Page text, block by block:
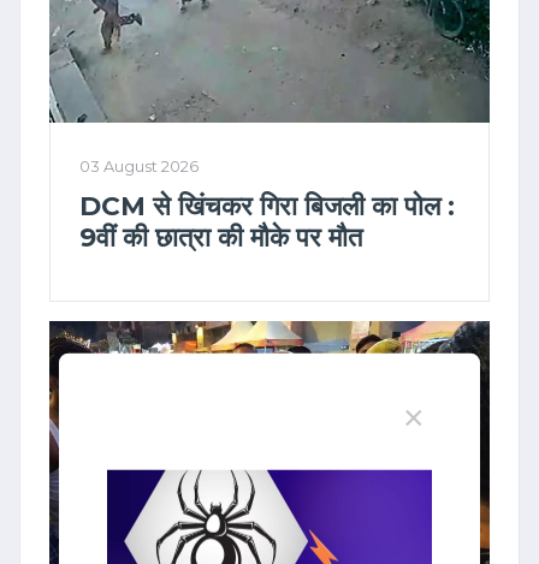
03 August 2026
DCM से खिंचकर गिरा बिजली का पोल :
9वीं की छात्रा की मौके पर मौत
×